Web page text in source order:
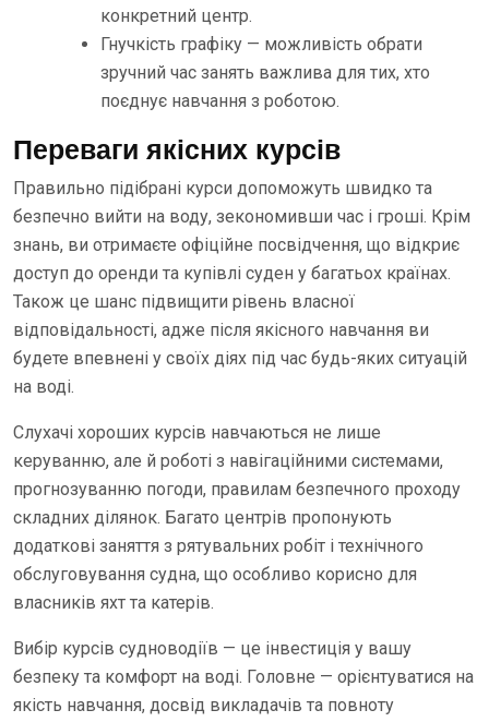
конкретний центр.
Гнучкість графіку — можливість обрати
зручний час занять важлива для тих, хто
поєднує навчання з роботою.
Переваги якісних курсів
Правильно підібрані курси допоможуть швидко та
безпечно вийти на воду, зекономивши час і гроші. Крім
знань, ви отримаєте офіційне посвідчення, що відкриє
доступ до оренди та купівлі суден у багатьох країнах.
Також це шанс підвищити рівень власної
відповідальності, адже після якісного навчання ви
будете впевнені у своїх діях під час будь-яких ситуацій
на воді.
Слухачі хороших курсів навчаються не лише
керуванню, але й роботі з навігаційними системами,
прогнозуванню погоди, правилам безпечного проходу
складних ділянок. Багато центрів пропонують
додаткові заняття з рятувальних робіт і технічного
обслуговування судна, що особливо корисно для
власників яхт та катерів.
Вибір курсів судноводіїв — це інвестиція у вашу
безпеку та комфорт на воді. Головне — орієнтуватися на
якість навчання, досвід викладачів та повноту